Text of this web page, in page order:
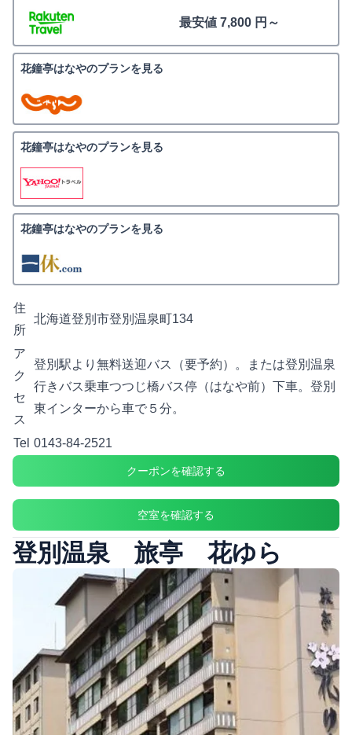
最安値 7,800 円～
花鐘亭はなやのプランを見る
花鐘亭はなやのプランを見る
花鐘亭はなやのプランを見る
住
所
北海道登別市登別温泉町134
ア
ク
セ
ス
登別駅より無料送迎バス（要予約）。または登別温泉
行きバス乗車つつじ橋バス停（はなや前）下車。登別
東インターから車で５分。
Tel 0143-84-2521
クーポンを確認する
空室を確認する
登別温泉 旅亭 花ゆら